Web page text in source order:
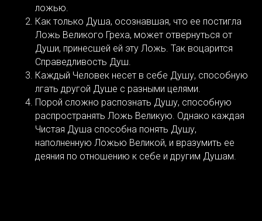
ложью.
Как только Душа, осознавшая, что ее постигла
Ложь Великого Греха, может отвернуться от
Души, принесшей ей эту Ложь. Так воцарится
Справедливость Душ.
Каждый Человек несет в себе Душу, способную
лгать другой Душе с разными целями.
Порой сложно распознать Душу, способную
распространять Ложь Великую. Однако каждая
Чистая Душа способна понять Душу,
наполненную Ложью Великой, и вразумить ее
деяния по отношению к себе и другим Душам.